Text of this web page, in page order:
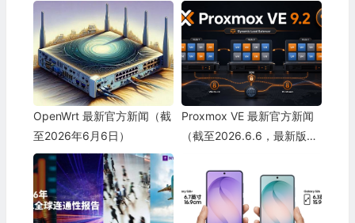
OpenWrt 最新官方新闻（截
至2026年6月6日）
Proxmox VE 最新官方新闻
（截至2026.6.6，最新版9.